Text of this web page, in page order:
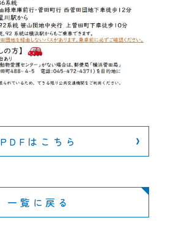
PDFはこちら
一覧に戻る